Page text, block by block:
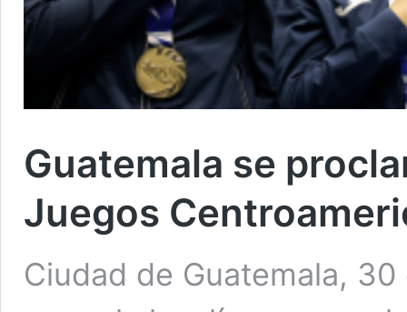
Guatemala se
Juegos
Ciudad de Guatemala,